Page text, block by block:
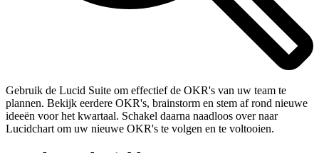
Gebruik de Lucid Suite om effectief de OKR's van uw team te
plannen. Bekijk eerdere OKR's, brainstorm en stem af rond nieuwe
ideeën voor het kwartaal. Schakel daarna naadloos over naar
Lucidchart om uw nieuwe OKR's te volgen en te voltooien.